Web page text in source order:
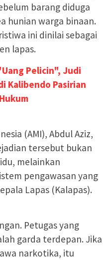
barang diduga
hunian warga binaan.
ini dinilai sebagai
lapas.
Pelicin", Judi
Kalibendo Pasirian
(AMI), Abdul Aziz,
tersebut bukan
melainkan
pengawasan yang
Lapas (Kalapas).
Petugas yang
garda terdepan. Jika
narkotika, itu